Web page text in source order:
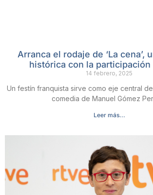
Arranca el rodaje de ‘La cena’,
histórica con la participación
14 febrero, 2025
Un festín franquista sirve como eje central
comedia de Manuel Gómez
Leer más...